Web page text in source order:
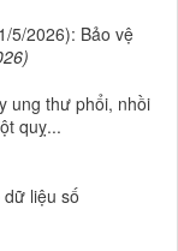
5/2026): Bảo vệ
ung thư phổi, nhồi
quỵ...
liệu số